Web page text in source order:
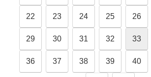
22 23 24 25 26
29 30 31 32 33
36 37 38 39 40